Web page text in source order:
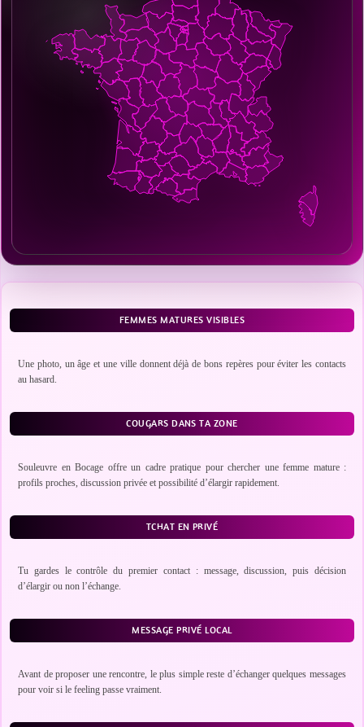
FEMMES MATURES VISIBLES
Une photo, un âge et une ville donnent déjà de bons repères pour éviter les contacts
au hasard.
COUGARS DANS TA ZONE
Souleuvre en Bocage offre un cadre pratique pour chercher une femme mature :
profils proches, discussion privée et possibilité d’élargir rapidement.
TCHAT EN PRIVÉ
Tu gardes le contrôle du premier contact : message, discussion, puis décision
d’élargir ou non l’échange.
MESSAGE PRIVÉ LOCAL
Avant de proposer une rencontre, le plus simple reste d’échanger quelques messages
pour voir si le feeling passe vraiment.